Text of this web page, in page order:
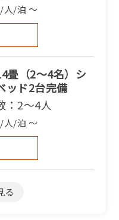
人/泊 ～
畳（2〜4名）シ
ッド2台完備
：2～4人
人/泊 ～
【2～３名】（バ
レなし）